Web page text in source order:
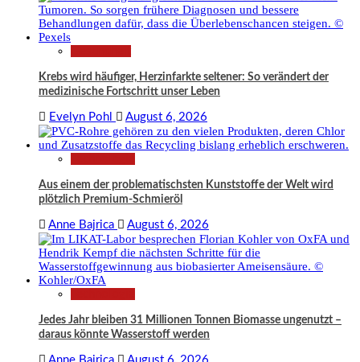
Krebs wird häufiger, Herzinfarkte seltener: So verändert der
medizinische Fortschritt unser Leben
Evelyn Pohl August 6, 2026
Aus einem der problematischsten Kunststoffe der Welt wird
plötzlich Premium-Schmieröl
Anne Bajrica August 6, 2026
Jedes Jahr bleiben 31 Millionen Tonnen Biomasse ungenutzt –
daraus könnte Wasserstoff werden